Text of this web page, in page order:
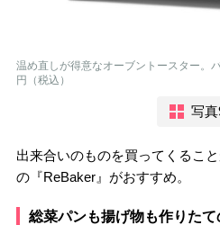
温め直しが得意なオーブントースター。
円（税込）
写
出来合いのものを買ってくるこ
の『ReBaker』がおすすめ。
総菜パンも揚げ物も作りた